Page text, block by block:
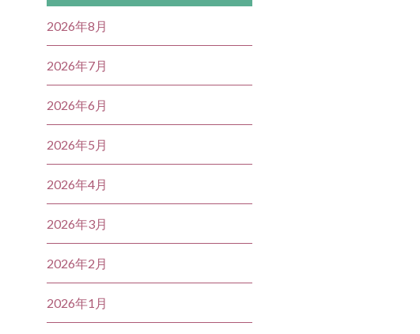
2026年8月
2026年7月
2026年6月
2026年5月
2026年4月
2026年3月
2026年2月
2026年1月